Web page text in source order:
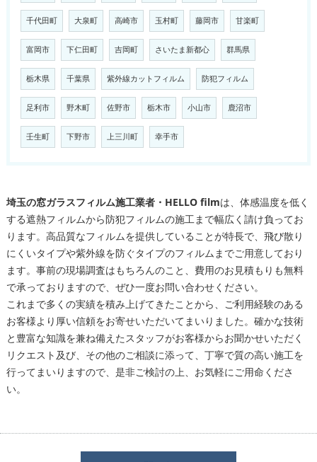
千代田町 大泉町 高崎市 玉村町 藤岡市 甘楽町
富岡市 下仁田町 吉岡町 さいたま新都心 群馬県
栃木県 千葉県 紫外線カットフィルム 防犯フィルム
足利市 野木町 佐野市 栃木市 小山市 鹿沼市
壬生町 下野市 上三川町 幸手市
埼玉の窓ガラスフィルム施工業者・HELLO filmは、体感温度を低く
する遮熱フィルムから防犯フィルムの施工まで幅広く請け負ってお
ります。高品質なフィルムを提供していることが特長で、飛び散り
にくいタイプや紫外線を防ぐタイプのフィルムまでご用意しており
ます。事前の現場調査はもちろんのこと、費用のお見積もりも無料
で承っておりますので、ぜひ一度お問い合わせください。
これまで多くの実績を積み上げてきたことから、ご利用経験のある
お客様より厚い信頼をお寄せいただいてまいりました。確かな技術
と豊富な知識を兼ね備えたスタッフがお客様からお聞かせいただく
リクエスト及び、その他のご相談に添って、丁寧で質の高い施工を
行ってまいりますので、是非ご検討の上、お気軽にご用命くださ
い。